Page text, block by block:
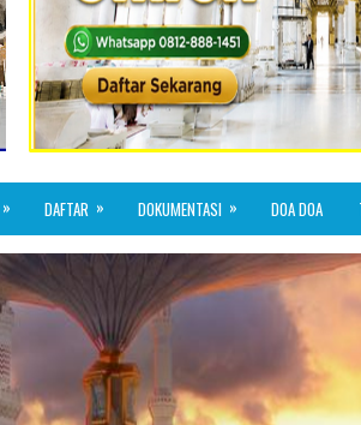
» DAFTAR » DOKUMENTASI » DOA DOA